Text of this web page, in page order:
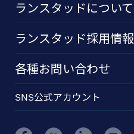
ランスタッドについて
ランスタッド採用情報
各種お問い合わせ
SNS公式アカウント